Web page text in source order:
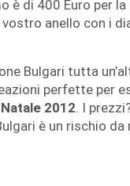
è di 400 Euro per
anello con i
Bulgari tutta
perfette per
Natale 2012. I
è un rischio